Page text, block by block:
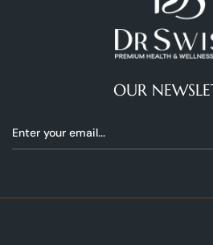
OUR